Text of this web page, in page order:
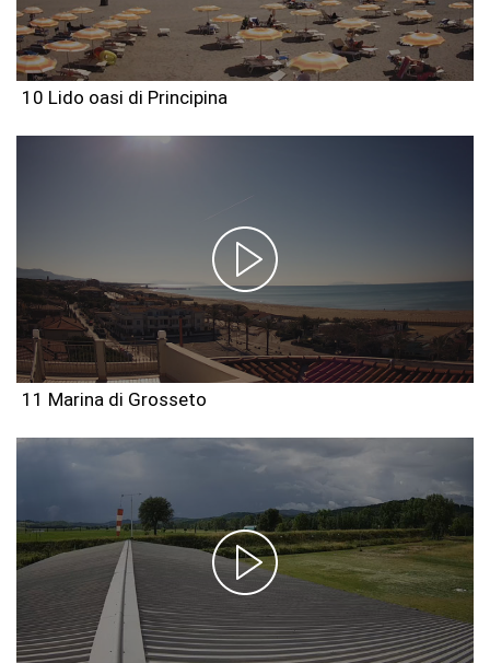
10 Lido oasi di Principina
11 Marina di Grosseto